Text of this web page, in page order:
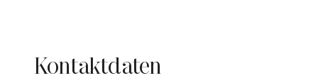
Kontaktdaten